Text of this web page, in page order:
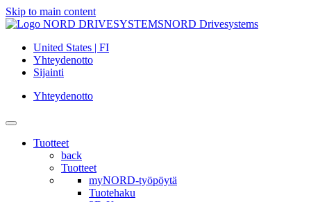
Skip to main content
NORD Drivesystems
United States | FI
Yhteydenotto
Sijainti
Yhteydenotto
Tuotteet
back
Tuotteet
myNORD-työpöytä
Tuotehaku